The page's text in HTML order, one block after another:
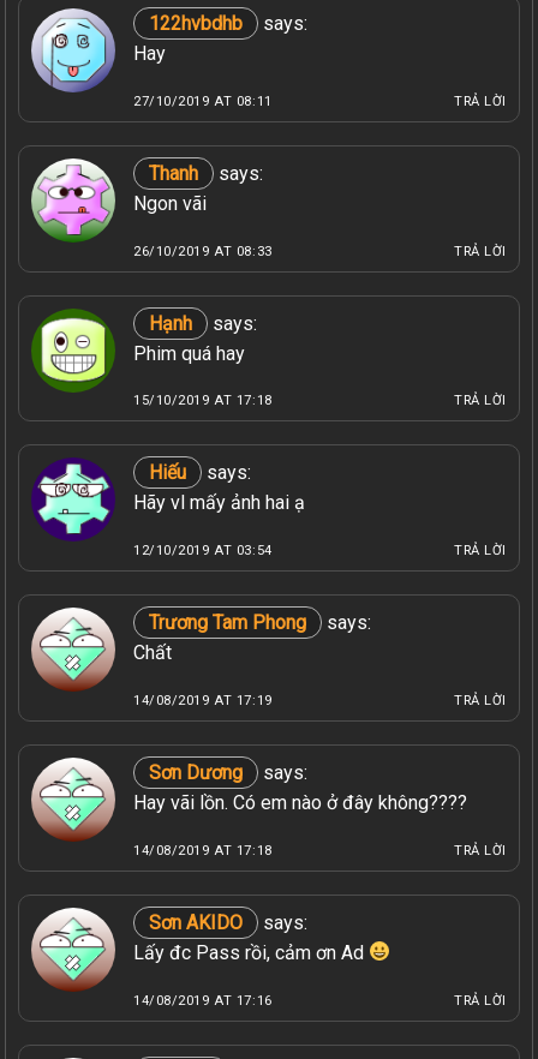
122hvbdhb
says:
Hay
27/10/2019 AT 08:11 TRẢ LỜI
Thanh
says:
Ngon vãi
26/10/2019 AT 08:33 TRẢ LỜI
Hạnh
says:
Phim quá hay
15/10/2019 AT 17:18 TRẢ LỜI
Hiếu
says:
Hãy vl mấy ảnh hai ạ
12/10/2019 AT 03:54 TRẢ LỜI
Trương Tam Phong
says:
Chất
14/08/2019 AT 17:19 TRẢ LỜI
Sơn Dương
says:
Hay vãi lồn. Có em nào ở đây không????
14/08/2019 AT 17:18 TRẢ LỜI
Sơn AKIDO
says:
Lấy đc Pass rồi, cảm ơn Ad
14/08/2019 AT 17:16 TRẢ LỜI